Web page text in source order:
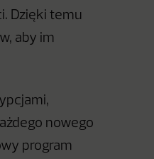
Dzięki temu
aby im
nowego
program